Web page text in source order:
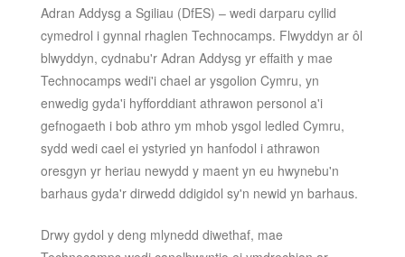
Adran Addysg a Sgiliau (DfES) – wedi darparu cyllid
cymedrol i gynnal rhaglen Technocamps. Flwyddyn ar ôl
blwyddyn, cydnabu'r Adran Addysg yr effaith y mae
Technocamps wedi'i chael ar ysgolion Cymru, yn
enwedig gyda'i hyfforddiant athrawon personol a'i
gefnogaeth i bob athro ym mhob ysgol ledled Cymru,
sydd wedi cael ei ystyried yn hanfodol i athrawon
oresgyn yr heriau newydd y maent yn eu hwynebu'n
barhaus gyda'r dirwedd ddigidol sy'n newid yn barhaus.
Drwy gydol y deng mlynedd diwethaf, mae